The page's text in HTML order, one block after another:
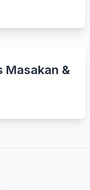
Masakan &